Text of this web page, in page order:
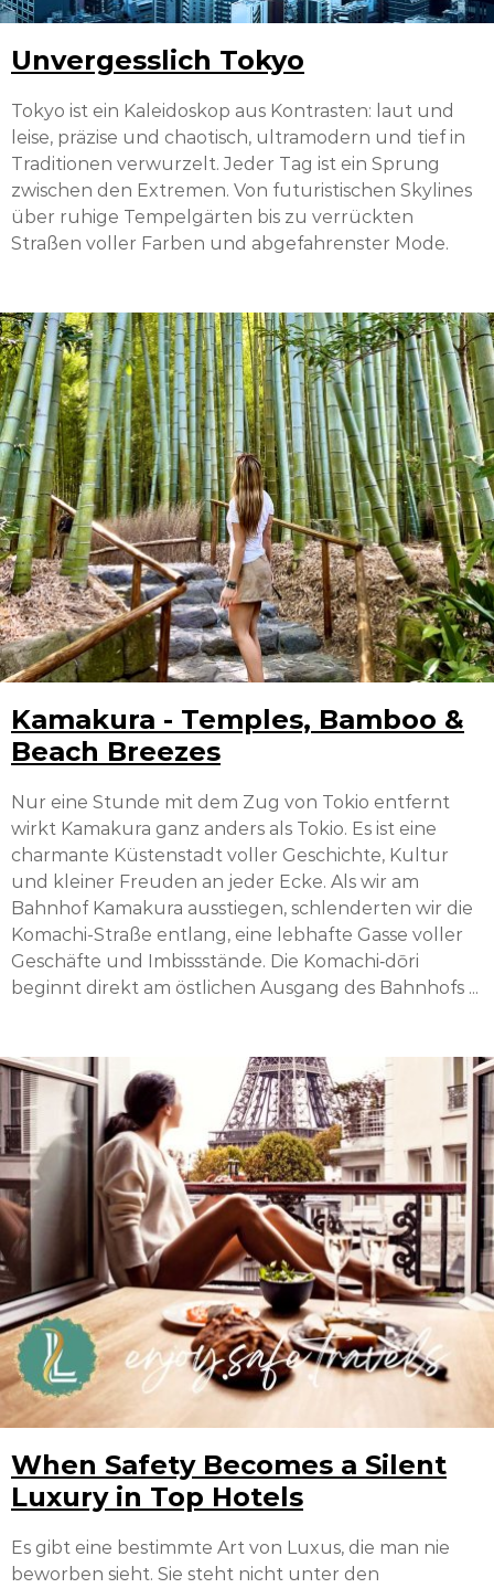
Unvergesslich Tokyo
Tokyo ist ein Kaleidoskop aus Kontrasten: laut und
leise, präzise und chaotisch, ultramodern und tief in
Traditionen verwurzelt. Jeder Tag ist ein Sprung
zwischen den Extremen. Von futuristischen Skylines
über ruhige Tempelgärten bis zu verrückten
Straßen voller Farben und abgefahrenster Mode.
Kamakura - Temples, Bamboo &
Beach Breezes
Nur eine Stunde mit dem Zug von Tokio entfernt
wirkt Kamakura ganz anders als Tokio. Es ist eine
charmante Küstenstadt voller Geschichte, Kultur
und kleiner Freuden an jeder Ecke. Als wir am
Bahnhof Kamakura ausstiegen, schlenderten wir die
Komachi-Straße entlang, eine lebhafte Gasse voller
Geschäfte und Imbissstände. Die Komachi‑dōri
beginnt direkt am östlichen Ausgang des Bahnhofs ...
When Safety Becomes a Silent
Luxury in Top Hotels
Es gibt eine bestimmte Art von Luxus, die man nie
beworben sieht. Sie steht nicht unter den